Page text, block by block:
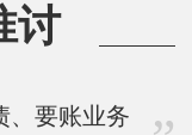
讨
、要账业务